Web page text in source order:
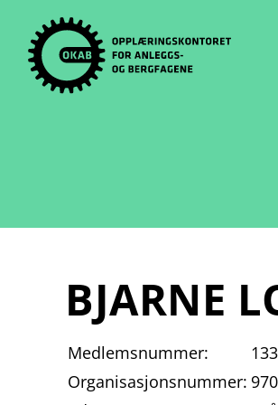
content
BJARNE
Medlemsnummer:
Organisasjonsnummer: